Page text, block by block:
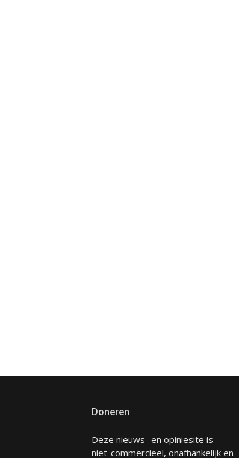
Doneren
Deze nieuws- en opiniesite is
niet-commercieel, onafhankelijk en